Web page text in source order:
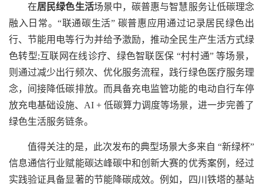
在居民绿色生活场景中，碳普惠与智慧服务让低碳理念
融入日常。“联通碳生活” 碳普惠应用通过记录居民绿色出
行、节能用电等行为并给予激励，推动全民生产生活方式绿
色转型;互联网在线诊疗、绿色智联医保 “村村通” 等场景，
则通过减少出行频次、优化服务流程，践行绿色医疗服务理
念，间接降低碳排放。而具备充电监管功能的电动自行车停
放充电基础设施、AI + 低碳算力调度等场景，进一步完善了
绿色生活服务链条。
值得关注的是，此次发布的典型场景大多来自 “新绿杯”
信息通信行业赋能碳达峰碳中和创新大赛的优秀案例，经过
实践验证具备显著的节能降碳成效。例如，四川铁塔的基站